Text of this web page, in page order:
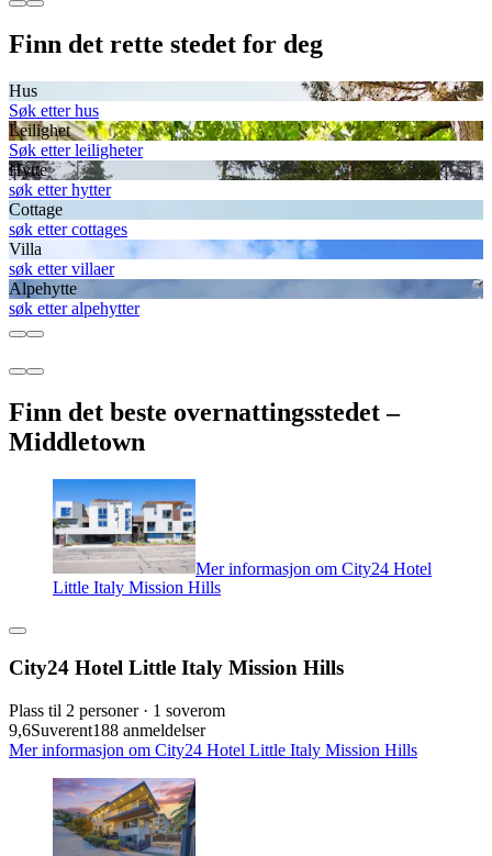
Finn det rette stedet for deg
Hus
Søk etter hus
Leilighet
Søk etter leiligheter
Hytte
søk etter hytter
Cottage
søk etter cottages
Villa
søk etter villaer
Alpehytte
søk etter alpehytter
Finn det beste overnattingsstedet –
Middletown
Mer informasjon om City24 Hotel
Little Italy Mission Hills
City24 Hotel Little Italy Mission Hills
Plass til 2 personer · 1 soverom
9,6Suverent188 anmeldelser
Mer informasjon om City24 Hotel Little Italy Mission Hills